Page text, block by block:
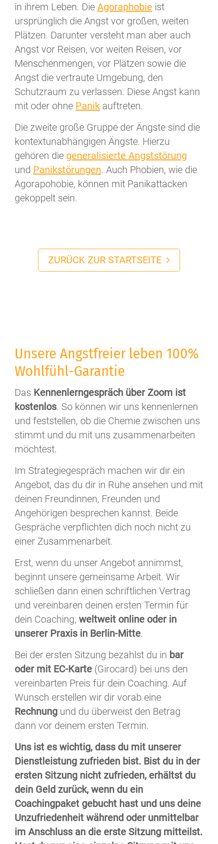
in ihrem Leben. Die Agoraphobie ist
ursprünglich die Angst vor großen, weiten
Plätzen. Darunter versteht man aber auch
Angst vor Reisen, vor weiten Reisen, vor
Menschenmengen, vor Plätzen sowie die
Angst die vertraute Umgebung, den
Schutzraum zu verlassen. Diese Angst kann
mit oder ohne Panik auftreten.
Die zweite große Gruppe der Ängste sind die
kontextunabhängigen Ängste. Hierzu
gehören die generalisierte Angststörung
und Panikstörungen. Auch Phobien, wie die
Agorapohobie, können mit Panikattacken
gekoppelt sein.
ZURÜCK ZUR STARTSEITE
Unsere Angstfreier leben 100%
Wohlfühl-Garantie
Das Kennenlerngespräch über Zoom ist
kostenlos. So können wir uns kennenlernen
und feststellen, ob die Chemie zwischen uns
stimmt und du mit uns zusammenarbeiten
möchtest.
Im Strategiegespräch machen wir dir ein
Angebot, das du dir in Ruhe ansehen und mit
deinen Freundinnen, Freunden und
Angehörigen besprechen kannst. Beide
Gespräche verpflichten dich noch nicht zu
einer Zusammenarbeit.
Erst, wenn du unser Angebot annimmst,
beginnt unsere gemeinsame Arbeit. Wir
schließen dann einen schriftlichen Vertrag
und vereinbaren deinen ersten Termin für
dein Coaching, weltweit online oder in
unserer Praxis in Berlin-Mitte.
Bei der ersten Sitzung bezahlst du in bar
oder mit EC-Karte (Girocard) bei uns den
vereinbarten Preis für dein Coaching. Auf
Wunsch erstellen wir dir vorab eine
Rechnung und du überweist den Betrag
dann vor deinem ersten Termin.
Uns ist es wichtig, dass du mit unserer
Dienstleistung zufrieden bist. Bist du in der
ersten Sitzung nicht zufrieden, erhältst du
dein Geld zurück, wenn du ein
Coachingpaket gebucht hast und uns deine
Unzufriedenheit während oder unmittelbar
im Anschluss an die erste Sitzung mitteilst.